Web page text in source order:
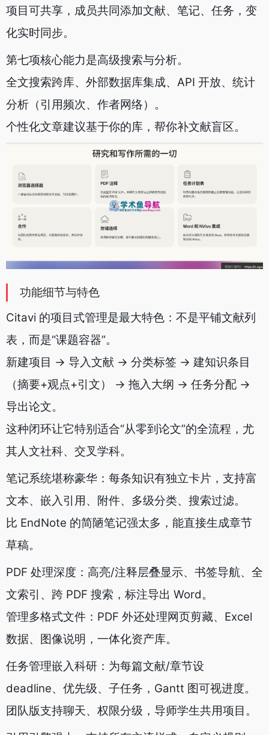
项目可共享，成员共同添加文献、笔记、任务，变
化实时同步。
第七项核心能力是高级搜索与分析。
全文搜索跨库、外部数据库集成、API 开放、统计
分析（引用频次、作者网络）。
个性化文章建议基于你的库，帮你补文献盲区。
功能细节与特色
Citavi 的项目式管理是最大特色：不是平铺文献列
表，而是“课题容器”。
新建项目 → 导入文献 → 分类标签 → 建知识条目
（摘要+观点+引文） → 拖入大纲 → 任务分配 →
导出论文。
这种闭环让它特别适合“从零到论文”的全流程，尤
其人文社科、交叉学科。
笔记系统堪称豪华：每条知识有独立卡片，支持富
文本、嵌入引用、附件、多级分类、搜索过滤。
比 EndNote 的简陋笔记强太多，能直接生成章节
草稿。
PDF 处理深度：高亮/注释层叠显示、书签导航、全
文索引、跨 PDF 搜索，标注导出 Word。
管理多格式文件：PDF 外还处理网页剪藏、Excel
数据、图像说明，一体化资产库。
任务管理嵌入科研：为每篇文献/章节设
deadline、优先级、子任务，Gantt 图可视进度。
团队版支持聊天、权限分级，导师学生共用项目。